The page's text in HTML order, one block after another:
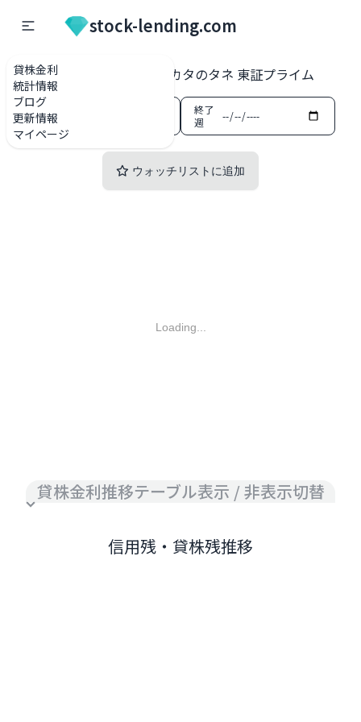
貸株金利
統計情報
ブログ
更新情報
マイページ
stock-lending.com
貸株金利一覧 1377 サカタのタネ 東証プライム
開始
週
終了
週
ウォッチリストに追加
Loading...
貸株金利推移テーブル表示 / 非表示切替
信用残・貸株残推移